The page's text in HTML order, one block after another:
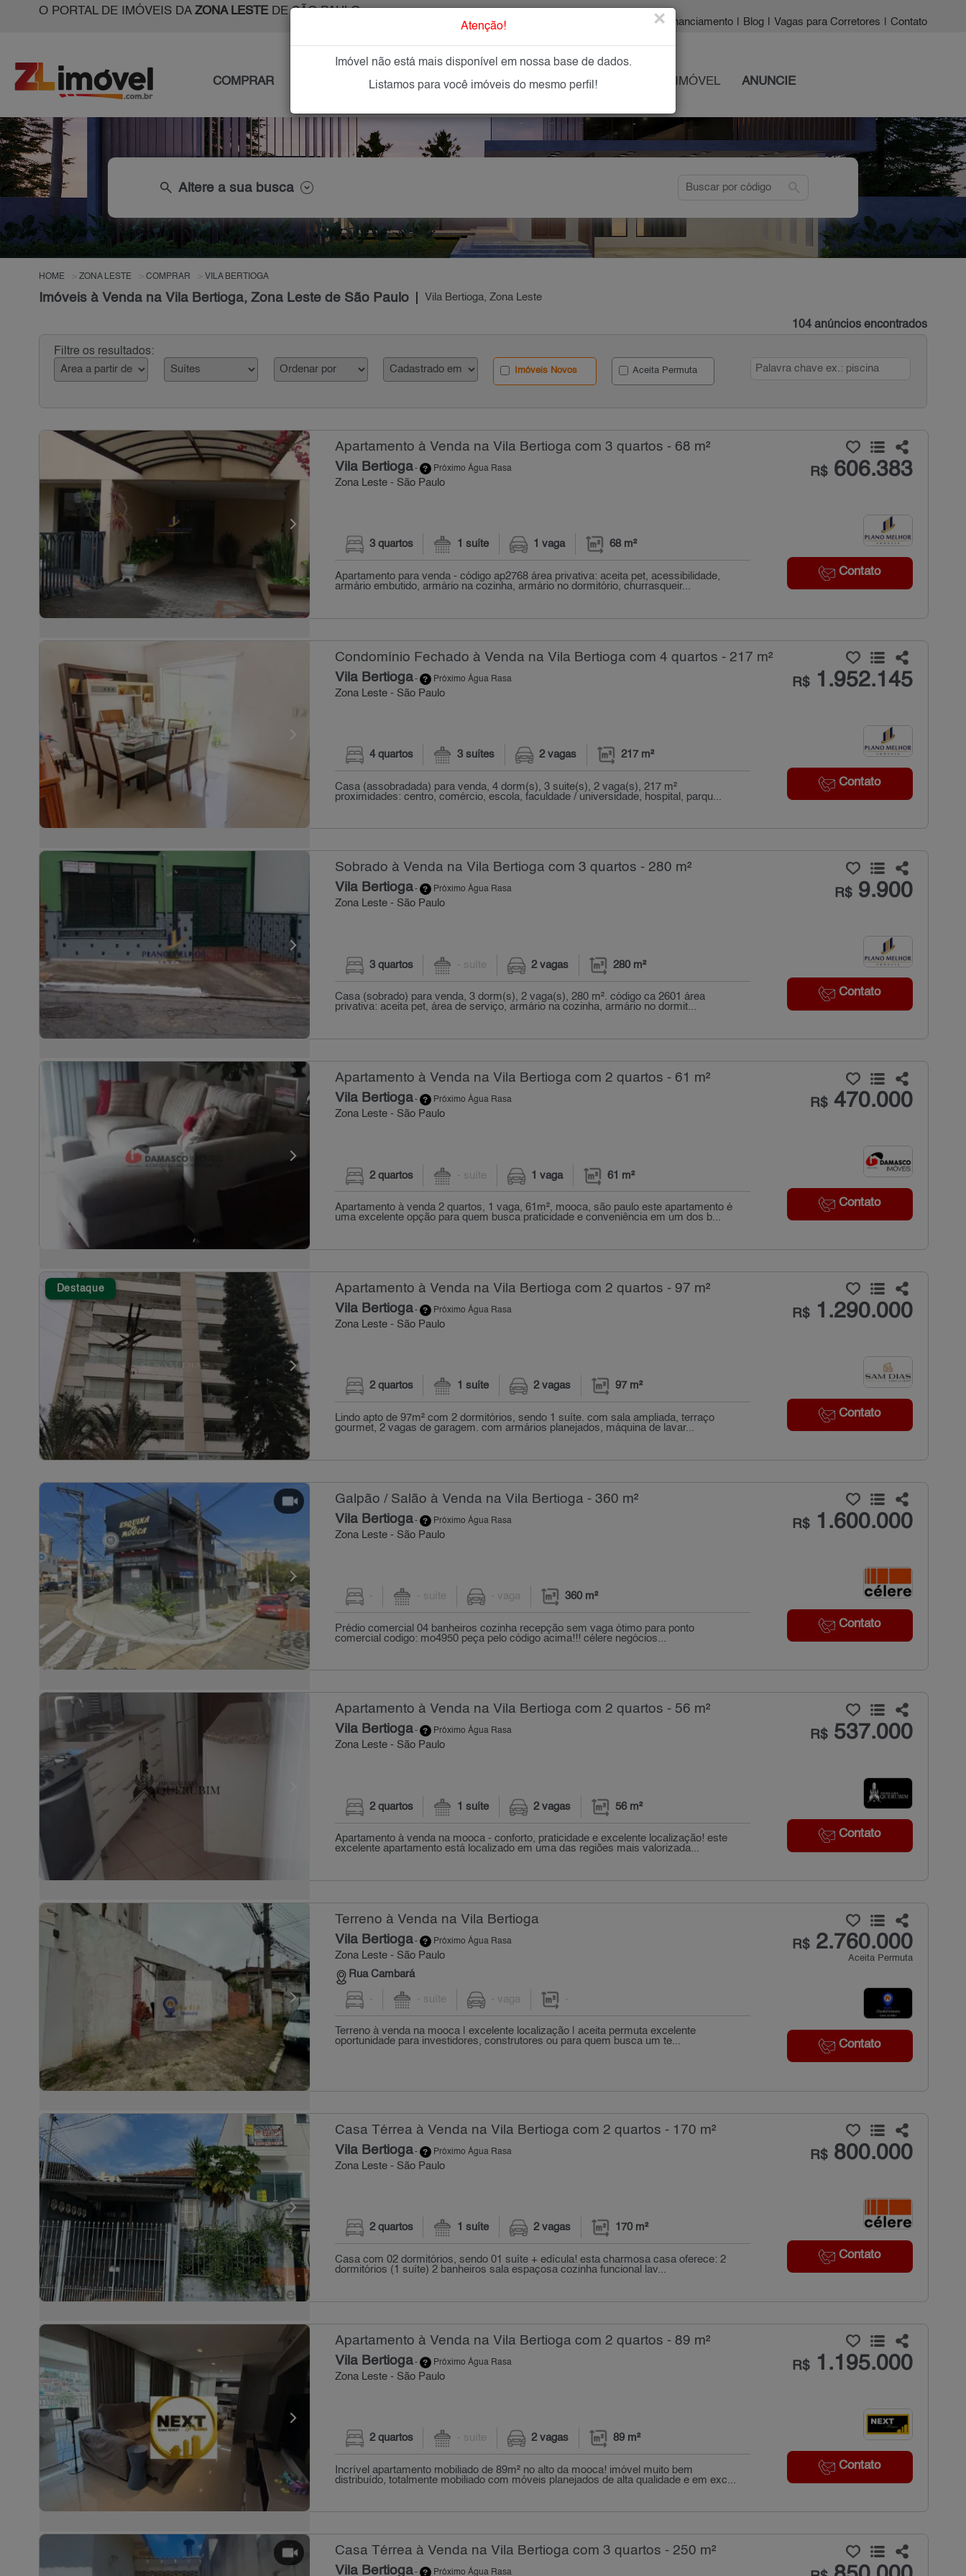
O PORTAL DE IMÓVEIS DA ZONA LESTEDE SÃO PAULO
| Financiamento Blog Vagas para Corretores Contato
COMPRAR IMÓVEIS NOVOS IMOBILIÁRIAS OFEREÇA SEU IMÓVEL ANUNCIE
search Altere a sua busca search
HOME ZONA LESTE COMPRAR VILA BERTIOGA
Imóveis à Venda na Vila Bertioga, Zona Leste de São Paulo Vila Bertioga, Zona Leste
104 anúncios encontrados
Filtre os resultados:
Imóveis Novos Aceita Permuta
Apartamento à Venda na Vila Bertioga com 3 quartos - 68 m²
Vila Bertioga- Próximo Água Rasa
Zona Leste - São Paulo
R$606.383
Contato
3 quartos 1 suíte 1 vaga 68 m²
Apartamento para venda - código ap2768 área privativa: aceita pet, acessibilidade,
armário embutido, armário na cozinha, armário no dormitório, churrasqueir...
Condomínio Fechado à Venda na Vila Bertioga com 4 quartos - 217 m²
Vila Bertioga- Próximo Água Rasa
Zona Leste - São Paulo
R$1.952.145
Contato
4 quartos 3 suítes 2 vagas 217 m²
Casa (assobradada) para venda, 4 dorm(s), 3 suite(s), 2 vaga(s), 217 m²
proximidades: centro, comércio, escola, faculdade / universidade, hospital, parqu...
Sobrado à Venda na Vila Bertioga com 3 quartos - 280 m²
Vila Bertioga- Próximo Água Rasa
Zona Leste - São Paulo
R$9.900
Contato
3 quartos - suíte 2 vagas 280 m²
Casa (sobrado) para venda, 3 dorm(s), 2 vaga(s), 280 m². código ca 2601 área
privativa: aceita pet, área de serviço, armário na cozinha, armário no dormit...
Apartamento à Venda na Vila Bertioga com 2 quartos - 61 m²
Vila Bertioga- Próximo Água Rasa
Zona Leste - São Paulo
R$470.000
Contato
2 quartos - suíte 1 vaga 61 m²
Apartamento à venda 2 quartos, 1 vaga, 61m², mooca, são paulo este apartamento é
uma excelente opção para quem busca praticidade e conveniência em um dos b...
Destaque Apartamento à Venda na Vila Bertioga com 2 quartos - 97 m²
Vila Bertioga- Próximo Água Rasa
Zona Leste - São Paulo
R$1.290.000
Contato
2 quartos 1 suíte 2 vagas 97 m²
Lindo apto de 97m² com 2 dormitórios, sendo 1 suíte. com sala ampliada, terraço
gourmet, 2 vagas de garagem. com armários planejados, máquina de lavar...
Galpão / Salão à Venda na Vila Bertioga - 360 m²
Vila Bertioga- Próximo Água Rasa
Zona Leste - São Paulo
R$1.600.000
Contato
- - suíte - vaga 360 m²
Prédio comercial 04 banheiros cozinha recepção sem vaga ótimo para ponto
comercial codigo: mo4950 peça pelo código acima!!! célere negócios...
Apartamento à Venda na Vila Bertioga com 2 quartos - 56 m²
Vila Bertioga- Próximo Água Rasa
Zona Leste - São Paulo
R$537.000
Contato
2 quartos 1 suíte 2 vagas 56 m²
Apartamento à venda na mooca - conforto, praticidade e excelente localização! este
excelente apartamento está localizado em uma das regiões mais valorizada...
Terreno à Venda na Vila Bertioga
Vila Bertioga- Próximo Água Rasa
Zona Leste - São Paulo
Rua Cambará
R$2.760.000
Aceita Permuta
Contato
- - suíte - vaga -
Terreno à venda na mooca | excelente localização | aceita permuta excelente
oportunidade para investidores, construtores ou para quem busca um te...
Casa Térrea à Venda na Vila Bertioga com 2 quartos - 170 m²
Vila Bertioga- Próximo Água Rasa
Zona Leste - São Paulo
R$800.000
Contato
2 quartos 1 suíte 2 vagas 170 m²
Casa com 02 dormitórios, sendo 01 suíte + edícula! esta charmosa casa oferece: 2
dormitórios (1 suíte) 2 banheiros sala espaçosa cozinha funcional lav...
Apartamento à Venda na Vila Bertioga com 2 quartos - 89 m²
Vila Bertioga- Próximo Água Rasa
Zona Leste - São Paulo
R$1.195.000
Contato
2 quartos - suíte 2 vagas 89 m²
Incrível apartamento mobiliado de 89m² no alto da mooca! imóvel muito bem
distribuído, totalmente mobiliado com móveis planejados de alta qualidade e em exc...
Casa Térrea à Venda na Vila Bertioga com 3 quartos - 250 m²
Vila Bertioga- Próximo Água Rasa
Atenção! ×
Imóvel não está mais disponível em nossa base de dados.
Listamos para você imóveis do mesmo perfil!